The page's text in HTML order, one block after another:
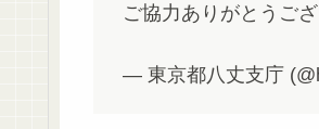
ご協力ありがとうござ
— 東京都八丈支庁